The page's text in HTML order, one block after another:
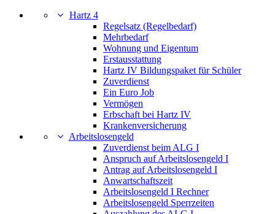
Hartz 4
Regelsatz (Regelbedarf)
Mehrbedarf
Wohnung und Eigentum
Erstausstattung
Hartz IV Bildungspaket für Schüler
Zuverdienst
Ein Euro Job
Vermögen
Erbschaft bei Hartz IV
Krankenversicherung
Arbeitslosengeld
Zuverdienst beim ALG I
Anspruch auf Arbeitslosengeld I
Antrag auf Arbeitslosengeld I
Anwartschaftszeit
Arbeitslosengeld I Rechner
Arbeitslosengeld Sperrzeiten